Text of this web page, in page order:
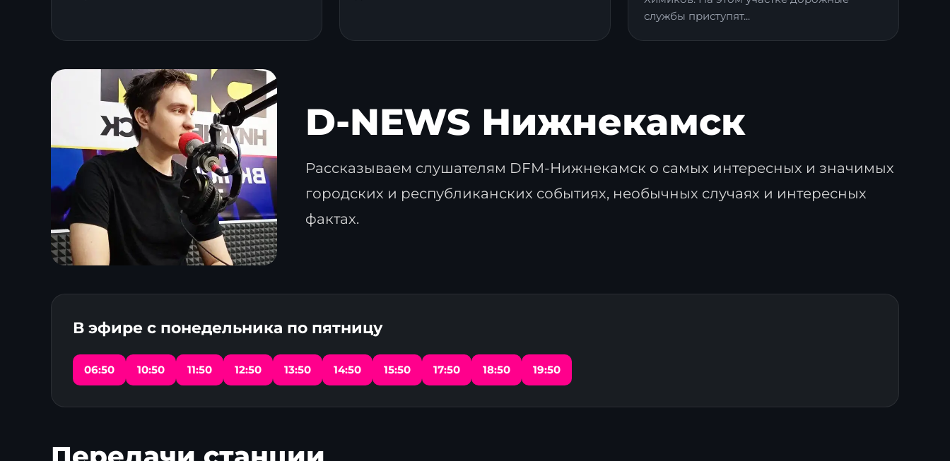
службы приступят...
D-NEWS Нижнекамск
Рассказываем слушателям DFM-Нижнекамск о самых интересных и значимых
городских и республиканских событиях, необычных случаях и интересных
фактах.
В эфире с понедельника по пятницу
06:50 10:50 11:50 12:50 13:50 14:50 15:50 17:50 18:50 19:50